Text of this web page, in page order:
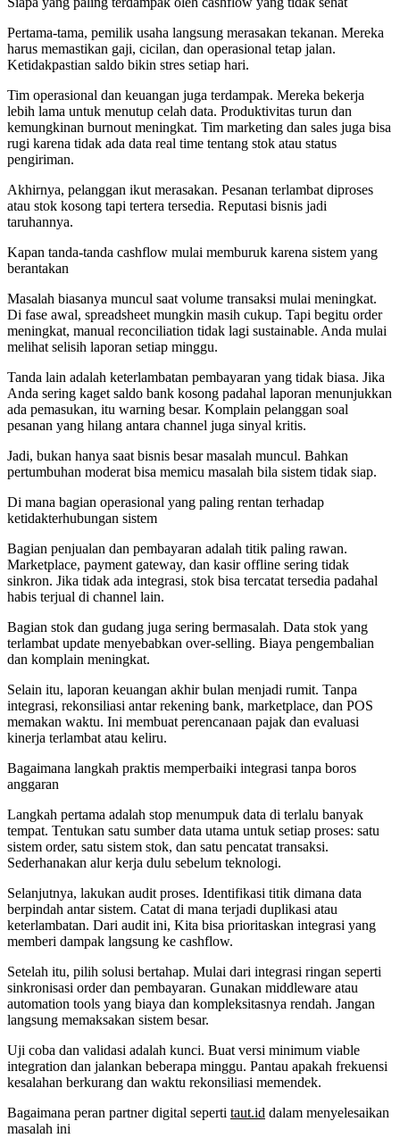
Pertama-tama, pemilik usaha langsung merasakan tekanan. Mereka
harus memastikan gaji, cicilan, dan operasional tetap jalan.
Ketidakpastian saldo bikin stres setiap hari.
Tim operasional dan keuangan juga terdampak. Mereka bekerja
lebih lama untuk menutup celah data. Produktivitas turun dan
kemungkinan burnout meningkat. Tim marketing dan sales juga bisa
rugi karena tidak ada data real time tentang stok atau status
pengiriman.
Akhirnya, pelanggan ikut merasakan. Pesanan terlambat diproses
atau stok kosong tapi tertera tersedia. Reputasi bisnis jadi
taruhannya.
Kapan tanda-tanda cashflow mulai memburuk karena sistem yang
berantakan
Masalah biasanya muncul saat volume transaksi mulai meningkat.
Di fase awal, spreadsheet mungkin masih cukup. Tapi begitu order
meningkat, manual reconciliation tidak lagi sustainable. Anda mulai
melihat selisih laporan setiap minggu.
Tanda lain adalah keterlambatan pembayaran yang tidak biasa. Jika
Anda sering kaget saldo bank kosong padahal laporan menunjukkan
ada pemasukan, itu warning besar. Komplain pelanggan soal
pesanan yang hilang antara channel juga sinyal kritis.
Jadi, bukan hanya saat bisnis besar masalah muncul. Bahkan
pertumbuhan moderat bisa memicu masalah bila sistem tidak siap.
Di mana bagian operasional yang paling rentan terhadap
ketidakterhubungan sistem
Bagian penjualan dan pembayaran adalah titik paling rawan.
Marketplace, payment gateway, dan kasir offline sering tidak
sinkron. Jika tidak ada integrasi, stok bisa tercatat tersedia padahal
habis terjual di channel lain.
Bagian stok dan gudang juga sering bermasalah. Data stok yang
terlambat update menyebabkan over-selling. Biaya pengembalian
dan komplain meningkat.
Selain itu, laporan keuangan akhir bulan menjadi rumit. Tanpa
integrasi, rekonsiliasi antar rekening bank, marketplace, dan POS
memakan waktu. Ini membuat perencanaan pajak dan evaluasi
kinerja terlambat atau keliru.
Bagaimana langkah praktis memperbaiki integrasi tanpa boros
anggaran
Langkah pertama adalah stop menumpuk data di terlalu banyak
tempat. Tentukan satu sumber data utama untuk setiap proses: satu
sistem order, satu sistem stok, dan satu pencatat transaksi.
Sederhanakan alur kerja dulu sebelum teknologi.
Selanjutnya, lakukan audit proses. Identifikasi titik dimana data
berpindah antar sistem. Catat di mana terjadi duplikasi atau
keterlambatan. Dari audit ini, Kita bisa prioritaskan integrasi yang
memberi dampak langsung ke cashflow.
Setelah itu, pilih solusi bertahap. Mulai dari integrasi ringan seperti
sinkronisasi order dan pembayaran. Gunakan middleware atau
automation tools yang biaya dan kompleksitasnya rendah. Jangan
langsung memaksakan sistem besar.
Uji coba dan validasi adalah kunci. Buat versi minimum viable
integration dan jalankan beberapa minggu. Pantau apakah frekuensi
kesalahan berkurang dan waktu rekonsiliasi memendek.
Bagaimana peran partner digital seperti taut.id dalam menyelesaikan
masalah ini